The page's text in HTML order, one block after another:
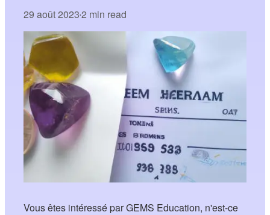
29 août 2023•2 min read
Vous êtes intéressé par GEMS Education, n'est-ce